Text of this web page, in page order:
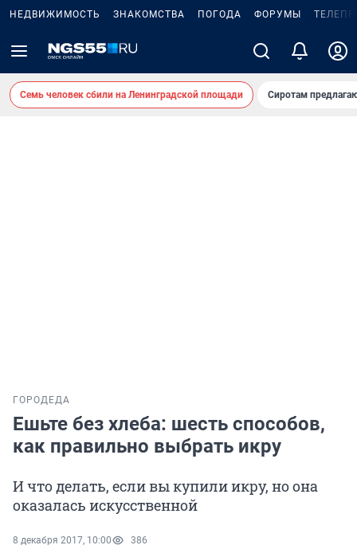
НЕДВИЖИМОСТЬ ЗНАКОМСТВА ПОГОДА ФОРУМЫ
Семь человек сбили на Ленинградской площади Сиротам
ГОРОД ЕДА
Ешьте без хлеба: шесть способов,
как правильно выбрать икру
И что делать, если вы купили икру, но она
оказалась искусственной
8 декабря 2017, 10:00 386